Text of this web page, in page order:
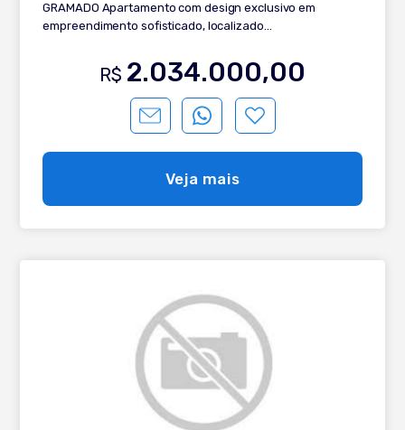
GRAMADO Apartamento com design exclusivo em
empreendimento sofisticado, localizado
fachada revestida em madeira carbonizada confere um
luxo singular e durabilidade. Conheça: - 2 dormitórios,
sendo 1 suíte; - Living integrado; - Sala de estar; - Sala de
jantar; - Lareira; - Cozinha com churrasqueira; - Espera
para split e calefação; - Vaga de garagem. Entre em
contato com a nossa especialista e saiba mais!
R$ 2.034.000,00
Veja mais